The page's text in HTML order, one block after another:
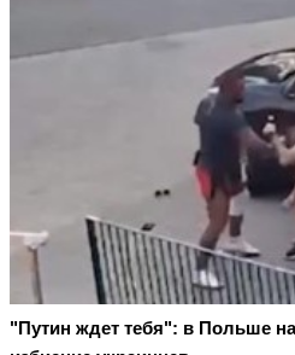
"Путин ждет тебя": в Польше